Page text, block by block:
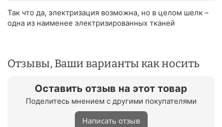
Так что да, электризация возможна, но в целом шелк –
одна из наименее электризированных тканей
Отзывы, Ваши варианты как носить
Оставить отзыв на этот товар
Поделитесь мнением с другими покупателями
Написать отзыв